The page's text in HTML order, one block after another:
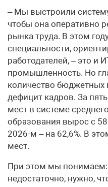
– Мы выстроили
чтобы она оперативно
рынка труда. В этом
специальности,
работодателей, – это и
промышленность. Но
количество бюджетных
дефицит кадров. За
мест в системе
образования вырос с
2026-м – на 62,6%. В
мест.
При этом мы понимаем:
недостаточно, нужно,